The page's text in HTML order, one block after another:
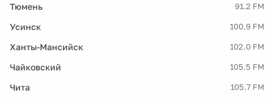
Тюмень 91.2 FM
Усинск 100.9 FM
Ханты-Мансийск 102.0 FM
Чайковский 105.5 FM
Чита 105.7 FM